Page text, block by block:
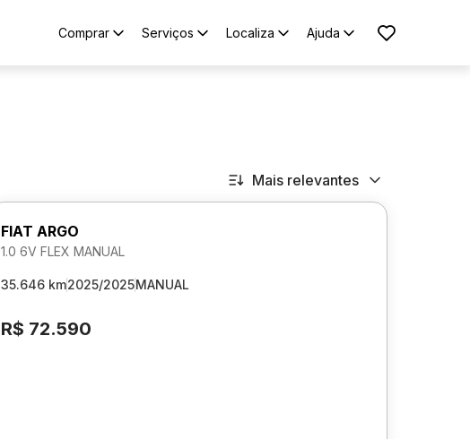
Comprar Serviços Localiza Ajuda
Mais relevantes
FIAT ARGO
1.0 6V FLEX MANUAL
35.646 km2025/2025MANUAL
R$ 72.590